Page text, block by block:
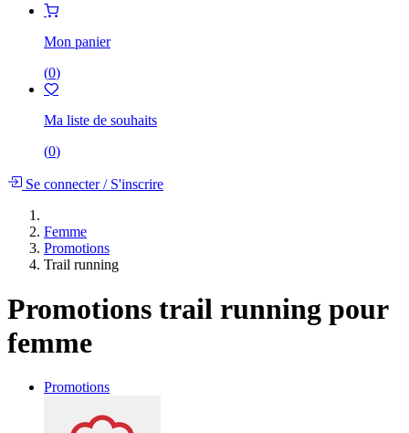
Mon panier
(0)
Ma liste de souhaits
(0)
Se connecter/S'inscrire
Femme
Promotions
Trail running
Promotions trail running pour
femme
Promotions